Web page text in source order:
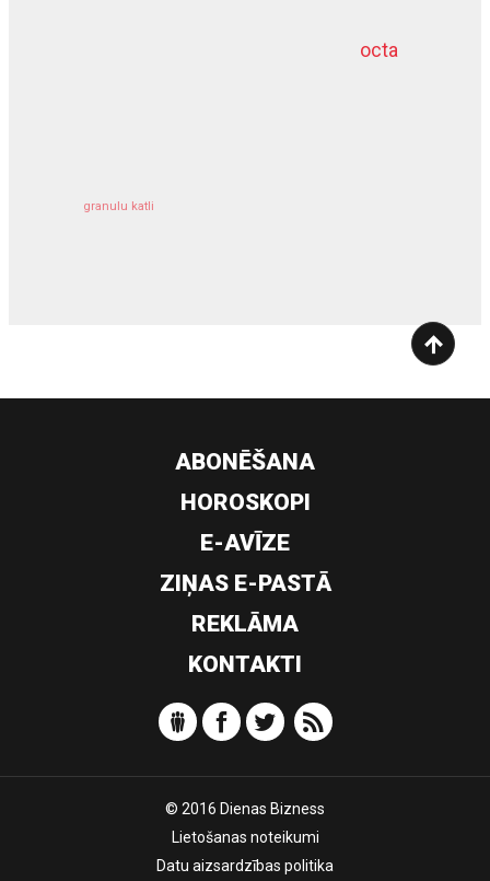
octa
granulu katli
dziļurbums
ABONĒŠANA
HOROSKOPI
E-AVĪZE
ZIŅAS E-PASTĀ
REKLĀMA
KONTAKTI
© 2016 Dienas Bizness
Lietošanas noteikumi
Datu aizsardzības politika